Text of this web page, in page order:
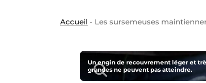
Accueil - Les sursemeuses
Un engin de recouvrement léger et
grandes ne peuvent pas atteindre.